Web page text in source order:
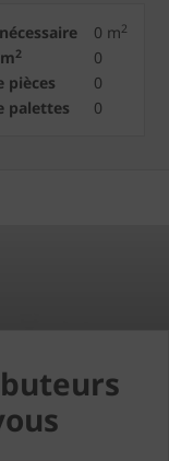
0 m2
2
0
pièces
0
palettes
0